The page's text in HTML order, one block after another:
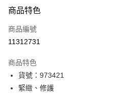
icash Pay
信用卡一次付款
LINE Pay
Apple Pay
商品特色
商品編號
11312731
商品特色
貨號：973421
緊緻、修護